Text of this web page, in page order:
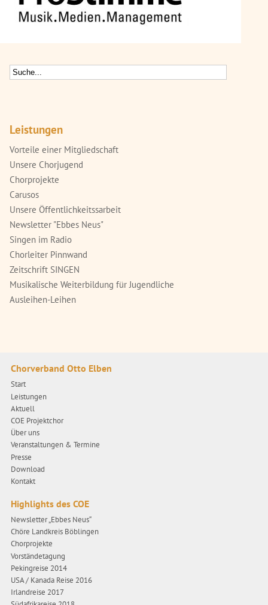
Leistungen
Vorteile einer Mitgliedschaft
Unsere Chorjugend
Chorprojekte
Carusos
Unsere Öffentlichkeitssarbeit
Newsletter "Ebbes Neus"
Singen im Radio
Chorleiter Pinnwand
Zeitschrift SINGEN
Musikalische Weiterbildung für Jugendliche
Ausleihen-Leihen
Chorverband Otto Elben
Start
Leistungen
Aktuell
COE Projektchor
Über uns
Veranstaltungen & Termine
Presse
Download
Kontakt
Highlights des COE
Newsletter „Ebbes Neus“
Chöre Landkreis Böblingen
Chorprojekte
Vorständetagung
Pekingreise 2014
USA / Kanada Reise 2016
Irlandreise 2017